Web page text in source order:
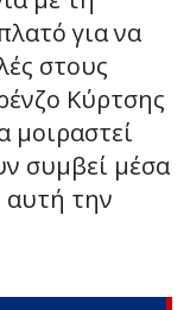
για να
στους
Κύρτσης
μοιραστεί
συμβεί μέσα
αυτή την